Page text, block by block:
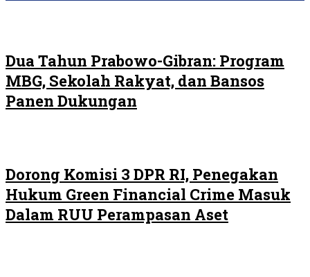
Dua Tahun Prabowo-Gibran: Program
MBG, Sekolah Rakyat, dan Bansos
Panen Dukungan
Dorong Komisi 3 DPR RI, Penegakan
Hukum Green Financial Crime Masuk
Dalam RUU Perampasan Aset